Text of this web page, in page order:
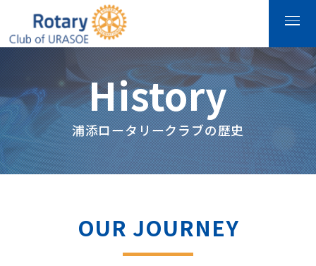
History
浦添ロータリークラブの歴史
OUR JOURNEY